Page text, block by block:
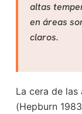
altas
en áreas
claros.
La cera de las
(Hepburn